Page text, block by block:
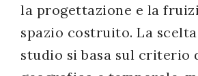
la progettazione e la
spazio costruito. La
studio si basa sul criterio